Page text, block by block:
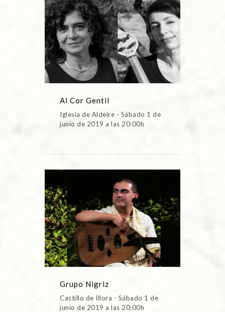
Al Cor Gentil
Iglesia de Aldeire - Sábado 1 de
junio de 2019 a las 20:00h
Grupo Nigriz
Castillo de Illora - Sábado 1 de
junio de 2019 a las 20:00h